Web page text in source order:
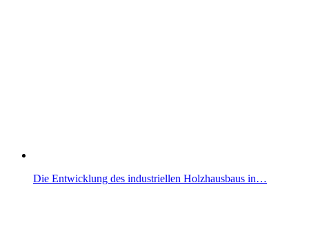
Die Entwicklung des industriellen Holzhausbaus in…